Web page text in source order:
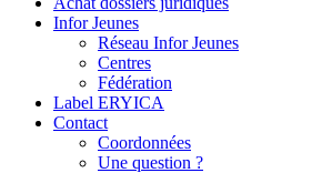
Infor Jeunes
Réseau Infor Jeunes
Centres
Fédération
Label ERYICA
Contact
Coordonnées
Une question ?